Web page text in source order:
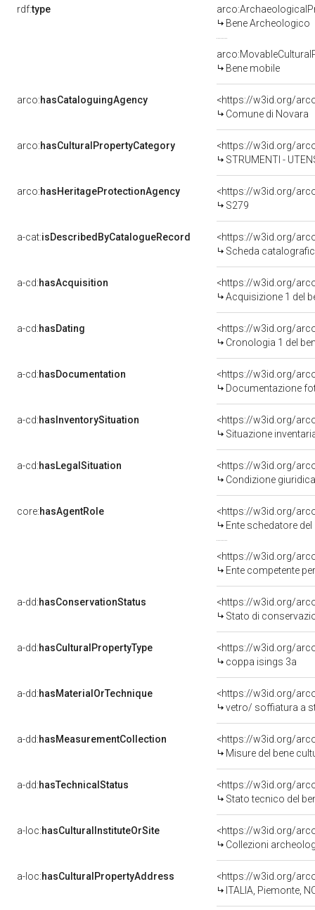
rdf:type
Bene Archeologico
Bene mobile
arco:hasCataloguingAgency
<https://w3id.org/
Comune di Novara
arco:hasCulturalPropertyCategory
STRUMENTI -
arco:hasHeritageProtectionAgency
<https://w3id.org/
S279
a-cat:isDescribedByCatalogueRecord
<https://w3id.org/
Scheda
a-cd:hasAcquisition
<https://w3id.org/
Acquisizione 1 del
a-cd:hasDating
<https://w3id.org/
Cronologia 1 del
a-cd:hasDocumentation
Documentazione
a-cd:hasInventorySituation
<https://w3id.org/
Situazione
a-cd:hasLegalSituation
Condizione
core:hasAgentRole
<https://w3id.org/
Ente schedatore
<https://w3id.org/
Ente competente per tutela del
a-dd:hasConservationStatus
<https://w3id.org/
Stato di
a-dd:hasCulturalPropertyType
<https://w3id.org/
coppa isings 3a
a-dd:hasMaterialOrTechnique
<https://w3id.org/
vetro/ soffiatura a
a-dd:hasMeasurementCollection
<https://w3id.org/
Misure del bene
a-dd:hasTechnicalStatus
<https://w3id.org/
Stato tecnico del
a-loc:hasCulturalInstituteOrSite
<https://w3id.org/
Collezioni
a-loc:hasCulturalPropertyAddress
<https://w3id.org/
ITALIA, Piemonte,